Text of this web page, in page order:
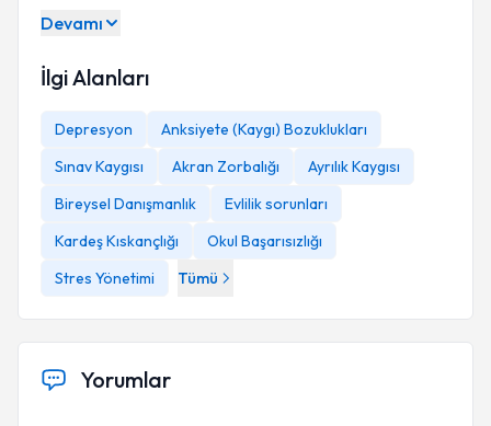
ALDIĞI EĞİTİMLER ;
Sigara Alkol ve Uyuşturucu Bağımlılığı Danışmanlık
Sertifika Eğitimi-Amerika
Birleşik Devletleri Madde Kullanımı Danışmanları Birliği
Bütüncül Psikoterapi Eğitimi Prof.Dr. Psikiyatr Cengiz
GÜLEÇ ve Prof.Dr.Psikiyatr Vamık VOLKAN
Cinsel İşlev Bozukluklarında Cinsel Terapi Eğitimi-(120
saat)CİSED – PSİKODER Dr. Cem KEÇE
Masterson Kuramı Eğitimi -Meral Aydın
Devamı
İlgi Alanları
Depresyon
Anksiyete (Kaygı) Bozuklukları
Sınav Kaygısı
Akran Zorbalığı
Ayrılık Kaygısı
Bireysel Danışmanlık
Evlilik sorunları
Kardeş Kıskançlığı
Okul Başarısızlığı
Stres Yönetimi
Tümü
Yorumlar